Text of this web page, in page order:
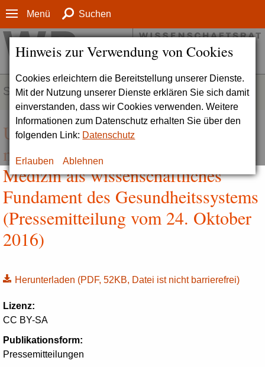
Hinweis zur Verwendung von Cookies
Cookies erleichtern die Bereitstellung unserer Dienste.
Mit der Nutzung unserer Dienste erklären Sie sich damit
einverstanden, dass wir Cookies verwenden. Weitere
Informationen zum Datenschutz erhalten Sie über den
folgenden Link: Datenschutz
Erlauben Ablehnen
Menü Suchen
SERVICE
Universitätsmedizin zukunftsfähig
machen | Stärkung der universitären
Medizin als wissenschaftliches
Fundament des Gesundheitssystems
(Pressemitteilung vom 24. Oktober
2016)
Herunterladen (PDF, 52KB, Datei ist nicht barrierefrei)
Lizenz:
CC BY-SA
Publikationsform:
Pressemitteilungen